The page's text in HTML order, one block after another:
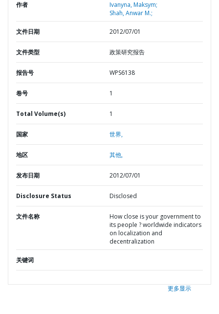
作者
Ivanyna, Maksym;
Shah, Anwar M.;
文件日期 2012/07/01
文件类型 政策研究报告
报告号 WPS6138
卷号 1
Total Volume(s) 1
国家 世界,
地区 其他,
发布日期 2012/07/01
Disclosure Status Disclosed
文件名称
How close is your government to
its people ? worldwide indicators
on localization and
decentralization
关键词
更多显示